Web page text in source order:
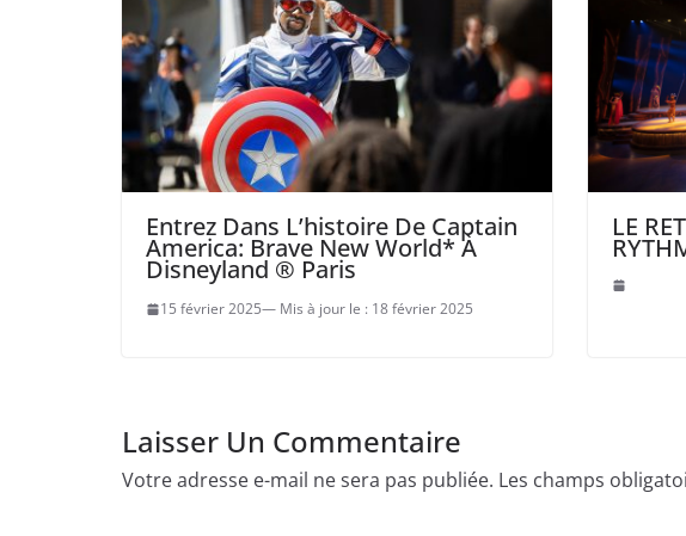
Entrez Dans L’histoire De Captain
America: Brave New World* À
Disneyland ® Paris
15 février 2025 18 février 2025
LE
Laisser Un Commentaire
Votre adresse e-mail ne sera pas publiée. Les champs